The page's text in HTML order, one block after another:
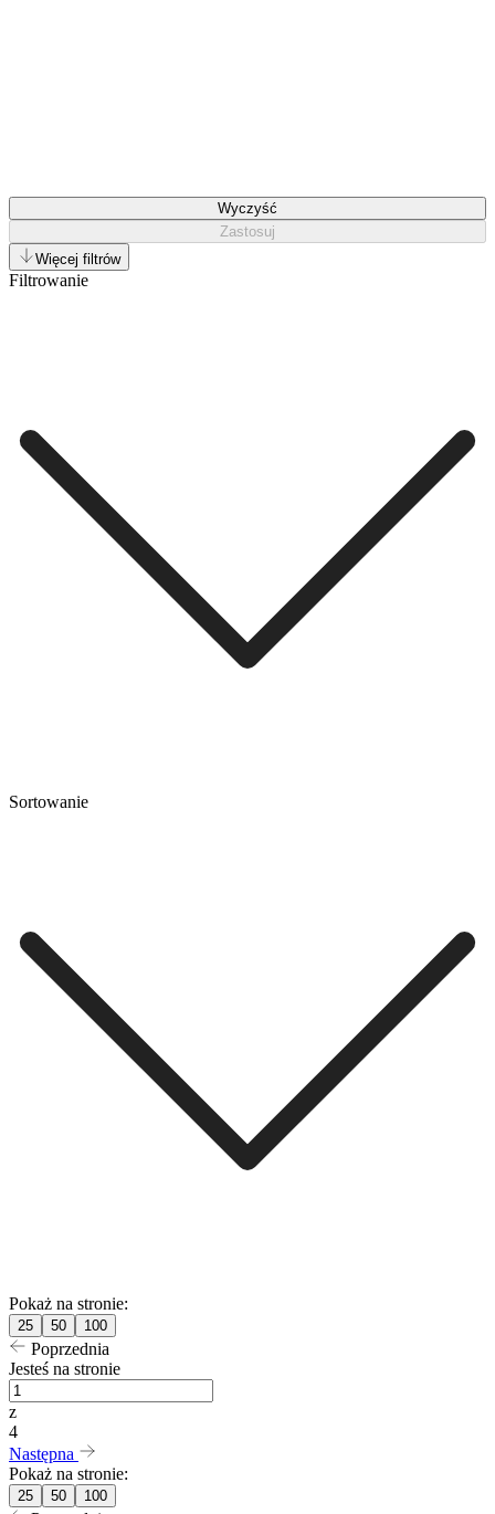
Wyczyść
Zastosuj
Więcej filtrów
Filtrowanie
Sortowanie
Pokaż na stronie:
25 50 100
Poprzednia
Jesteś na stronie
z
4
Następna
Pokaż na stronie:
25 50 100